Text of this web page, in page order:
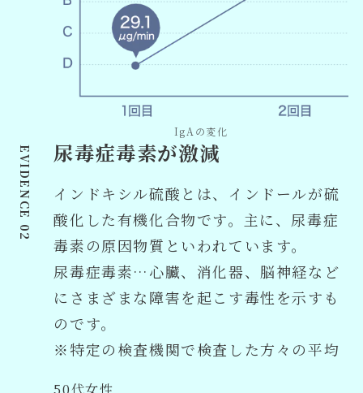
IgAの変化
尿毒症毒素が激減
インドキシル硫酸とは、インドールが硫
酸化した有機化合物です。主に、尿毒症
毒素の原因物質といわれています。
尿毒症毒素…心臓、消化器、脳神経など
にさまざまな障害を起こす毒性を示すも
のです。
※特定の検査機関で検査した方々の平均
50代女性